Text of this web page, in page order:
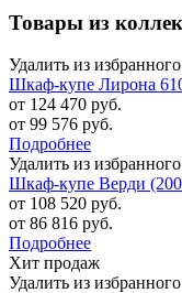
Товары из
Удалить из избранного
Шкаф-купе Лирона
от 124 470 руб.
от 99 576 руб.
Подробнее
Удалить из избранного
Шкаф-купе Верди
от 108 520 руб.
от 86 816 руб.
Подробнее
Хит продаж
Удалить из избранного